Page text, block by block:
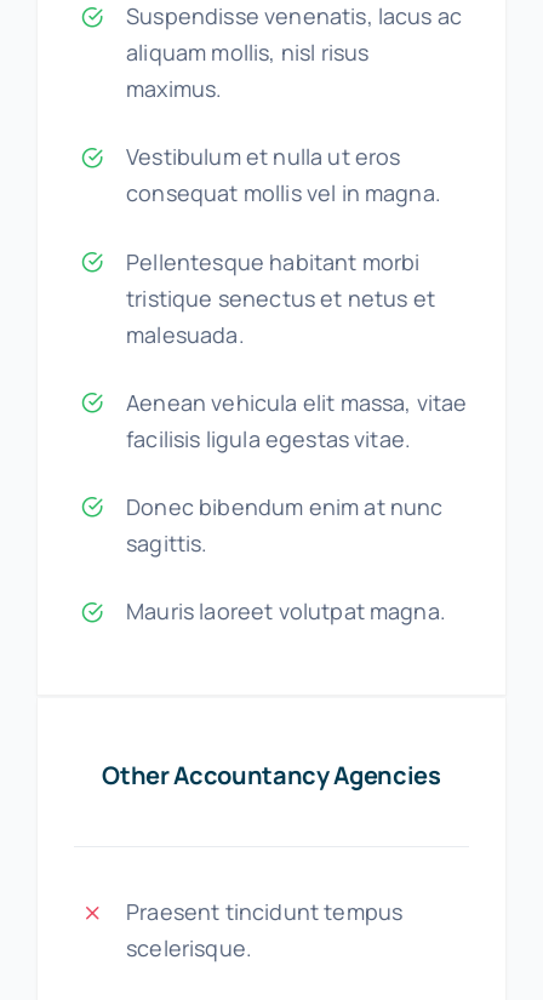
Suspendisse venenatis, lacus ac
aliquam mollis, nisl risus
maximus.
Vestibulum et nulla ut eros
consequat mollis vel in magna.
Pellentesque habitant morbi
tristique senectus et netus et
malesuada.
Aenean vehicula elit massa, vitae
facilisis ligula egestas vitae.
Donec bibendum enim at nunc
sagittis.
Mauris laoreet volutpat magna.
Other Accountancy Agencies
Praesent tincidunt tempus
scelerisque.